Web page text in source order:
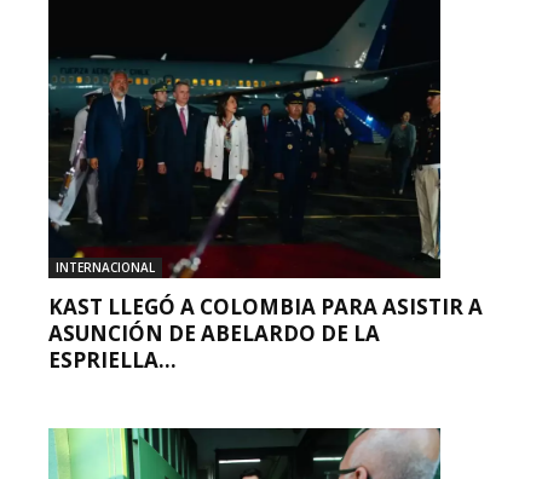
INTERNACIONAL
KAST LLEGÓ A COLOMBIA PARA ASISTIR A
ASUNCIÓN DE ABELARDO DE LA
ESPRIELLA...